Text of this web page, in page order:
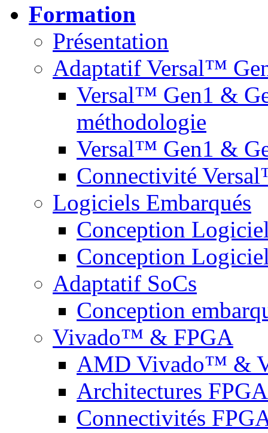
Formation
Présentation
Adaptatif Versal™
Versal™ Gen1 &
méthodologie
Versal™ Gen1 &
Connectivité
Logiciels Embarqués
Conception
Conception
Adaptatif SoCs
Conception
Vivado™ & FPGA
AMD Vivado™ &
Architectures FPGA
Connectivités